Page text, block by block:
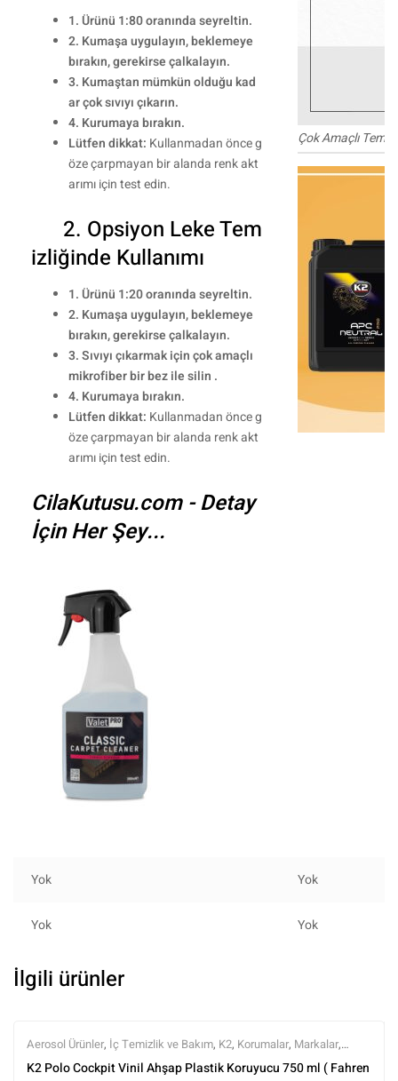
1. Ürünü 1:80 oranında seyreltin.
2. Kumaşa uygulayın, beklemeye
bırakın, gerekirse çalkalayın.
3. Kumaştan mümkün olduğu kad
ar çok sıvıyı çıkarın.
4. Kurumaya bırakın.
Lütfen dikkat: Kullanmadan önce g
öze çarpmayan bir alanda renk akt
arımı için test edin.
2. Opsiyon Leke Tem
izliğinde Kullanımı
1. Ürünü 1:20 oranında seyreltin.
2. Kumaşa uygulayın, beklemeye
bırakın, gerekirse çalkalayın.
3. Sıvıyı çıkarmak için çok amaçlı
mikrofiber bir bez ile silin .
4. Kurumaya bırakın.
Lütfen dikkat: Kullanmadan önce g
öze çarpmayan bir alanda renk akt
arımı için test edin.
CilaKutusu.com - Detay
İçin Her Şey...
Çok Amaçlı
Yok Yok
Yok Yok
İlgili ürünler
Aerosol Ürünler, İç Temizlik ve Bakım, K2, Korumalar, Markalar,
Parlatıcılar,Tüm Ürünler ,Tüm Ürünler
K2 Polo Cockpit Vinil Ahşap Plastik Koruyucu 750 ml ( Fahren